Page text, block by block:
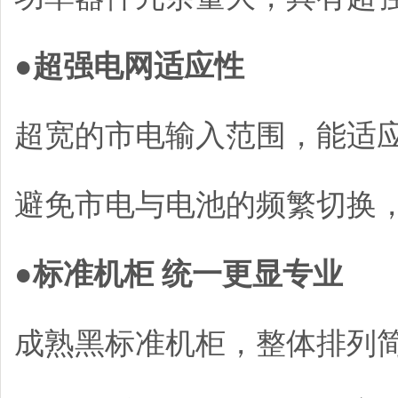
●超强电网适应性
超宽的市电输入范围，能适
避免市电与电池的频繁切换
●标准机柜 统一更显专业
成熟黑标准机柜，整体排列